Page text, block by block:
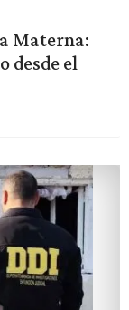
Materna:
desde el